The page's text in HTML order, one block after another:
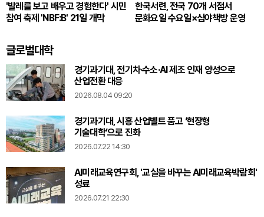
'발레를 보고 배우고 경험한다' 시민
참여 축제 'NBF:B' 21일 개막
한국서련, 전국 70개 서점서
문화요일 수요일×심야책방 운영
글로벌대학
경기과기대, 전기차·수소·AI 제조 인재 양성으로
산업전환 대응
2026.08.04 09:20
경기과기대, 시흥 산업벨트 품고 ‘현장형
기술대학’으로 진화
2026.07.22 14:30
AI미래교육연구회, '교실을 바꾸는 AI미래교육박람회'
성료
2026.07.21 22:30